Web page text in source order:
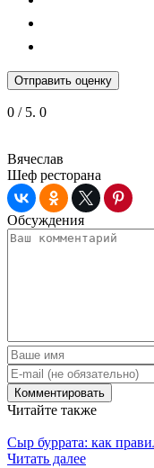
Отправить оценку
0 / 5. 0
Вячеслав
Шеф ресторана
Обсуждения
Читайте также
Сыр буррата: как
Читать далее